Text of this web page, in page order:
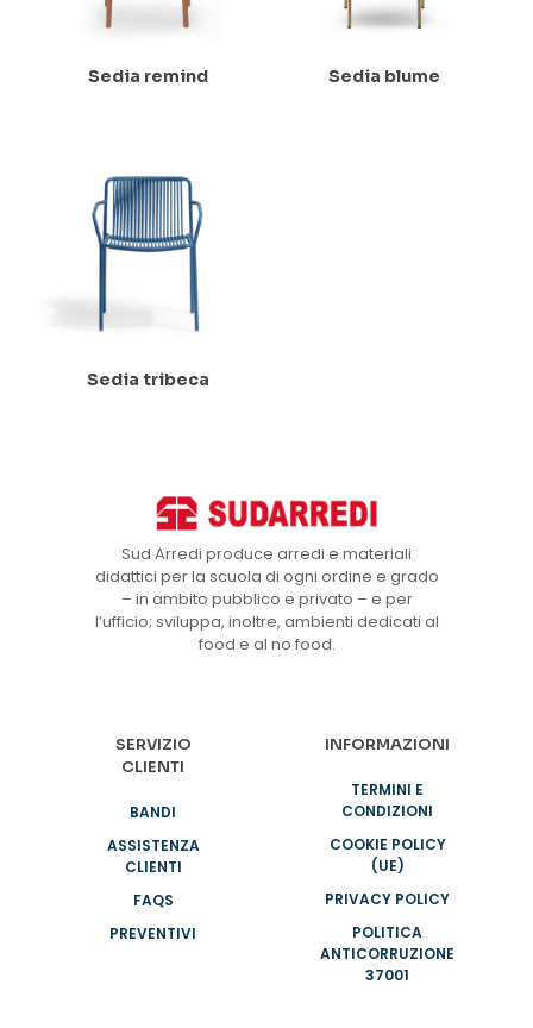
Sedia remind Sedia blume
Sedia tribeca
Sud Arredi produce arredi e materiali
didattici per la scuola di ogni ordine e grado
– in ambito pubblico e privato – e per
l’ufficio; sviluppa, inoltre, ambienti dedicati al
food e al no food.
SERVIZIO
CLIENTI
BANDI
ASSISTENZA
CLIENTI
FAQS
PREVENTIVI
INFORMAZIONI
TERMINI E
CONDIZIONI
COOKIE POLICY
(UE)
PRIVACY POLICY
POLITICA
ANTICORRUZIONE
37001